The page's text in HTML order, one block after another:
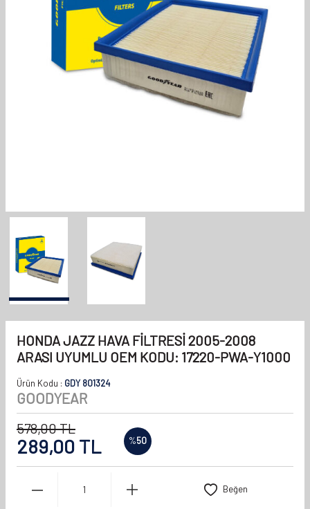
HONDA JAZZ HAVA FİLTRESİ 2005-2008
ARASI UYUMLU OEM KODU: 17220-PWA-Y1000
Ürün Kodu : GDY 801324
GOODYEAR
578,00TL
289,00 TL %50
Beğen